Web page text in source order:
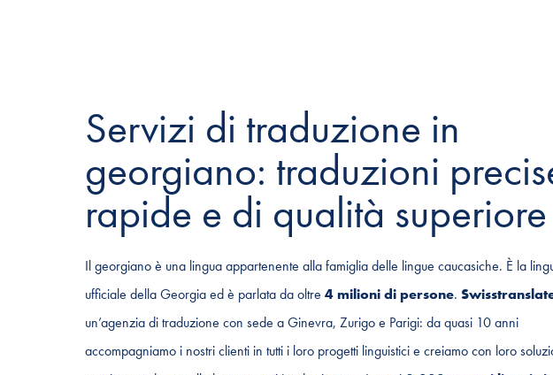
Servizi di traduzione in
georgiano: traduzioni
rapide e di qualità superiore
Il georgiano è una lingua appartenente alla famiglia delle lingue caucasiche. È la
ufficiale della Georgia ed è parlata da oltre 4 milioni di persone.
un’agenzia di traduzione con sede a Ginevra, Zurigo e Parigi: da quasi 10 anni
accompagniamo i nostri clienti in tutti i loro progetti linguistici e creiamo con loro